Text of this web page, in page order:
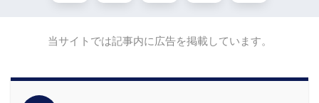
当サイトでは記事内に広告を掲載しています。